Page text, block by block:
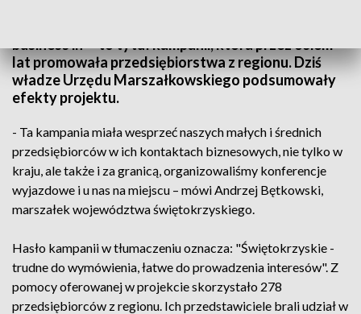
business in" - to tytuł kampanii, która przez osiem
lat promowała przedsiębiorstwa z regionu. Dziś
władze Urzędu Marszałkowskiego podsumowały
efekty projektu.
- Ta kampania miała wesprzeć naszych małych i średnich
przedsiębiorców w ich kontaktach biznesowych, nie tylko w
kraju, ale także i za granicą, organizowaliśmy konferencje
wyjazdowe i u nas na miejscu – mówi Andrzej Bętkowski,
marszałek województwa świętokrzyskiego.
Hasło kampanii w tłumaczeniu oznacza: "Świętokrzyskie -
trudne do wymówienia, łatwe do prowadzenia interesów". Z
pomocy oferowanej w projekcie skorzystało 278
przedsiębiorców z regionu. Ich przedstawiciele brali udział w